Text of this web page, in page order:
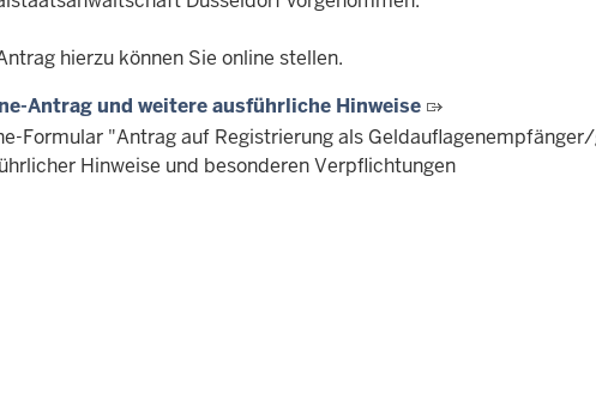
hierzu können Sie online stellen.
Antrag und weitere ausführliche Hinweise
Formular "Antrag auf Registrierung als
Hinweise und besonderen Verpflichtungen